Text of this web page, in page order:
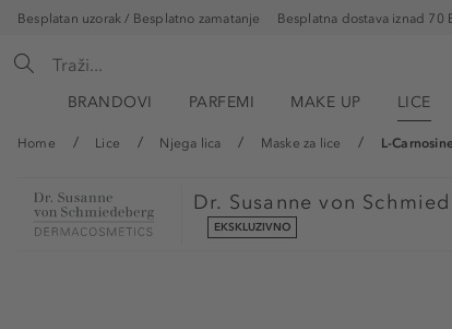
Besplatan uzorak / Besplatno zamatanje Besplatna dostava iznad 70
BRANDOVI PARFEMI MAKE UP LICE
Home Lice Njega lica Maske za lice L-
Dr. Susanne von
EKSKLUZIVNO